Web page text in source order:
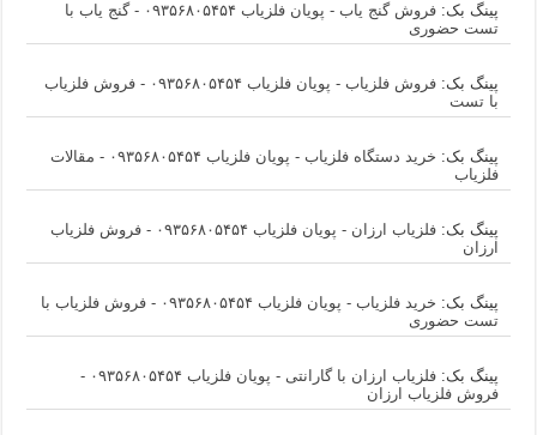
پینگ بک:
فروش گنج یاب - پویان فلزیاب ۰۹۳۵۶۸۰۵۴۵۴ - گنج یاب با
تست حضوری
پینگ بک:
فروش فلزیاب - پویان فلزیاب ۰۹۳۵۶۸۰۵۴۵۴ - فروش فلزیاب
با تست
پینگ بک:
خرید دستگاه فلزیاب - پویان فلزیاب ۰۹۳۵۶۸۰۵۴۵۴ - مقالات
فلزیاب
پینگ بک:
فلزیاب ارزان - پویان فلزیاب ۰۹۳۵۶۸۰۵۴۵۴ - فروش فلزیاب
ارزان
پینگ بک:
خرید فلزیاب - پویان فلزیاب ۰۹۳۵۶۸۰۵۴۵۴ - فروش فلزیاب با
تست حضوری
پینگ بک:
فلزیاب ارزان با گارانتی - پویان فلزیاب ۰۹۳۵۶۸۰۵۴۵۴ -
فروش فلزیاب ارزان